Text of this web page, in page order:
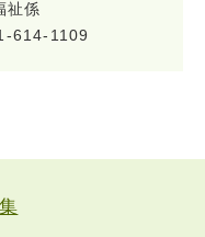
祉係
614-1109